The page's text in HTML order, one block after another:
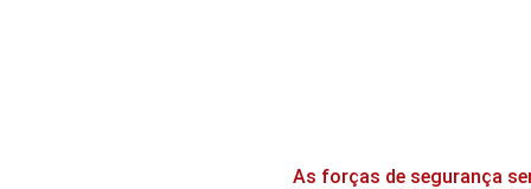
As forças de segurança